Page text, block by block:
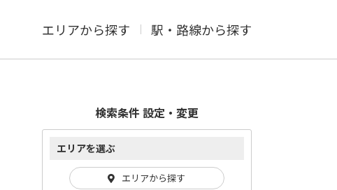
エリアから探す 駅・路線から探す
検索条件 設定・変更
エリアを選ぶ
エリアから探す